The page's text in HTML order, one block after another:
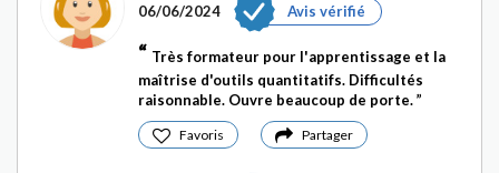
06/06/2024 Avis vérifié
Très formateur pour l'apprentissage et la
maîtrise d'outils quantitatifs. Difficultés
raisonnable. Ouvre beaucoup de porte.
Favoris Partager